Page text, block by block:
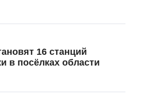
16 станций
в посёлках области